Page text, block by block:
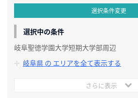
選択条件変更
選択中の条件
岐阜聖徳学園大学短期大学部周辺
岐阜県 の エリアを全て表示する
さらに表示